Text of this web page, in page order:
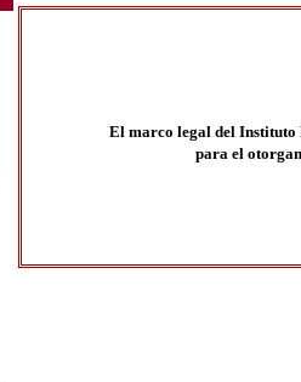
El marco legal del Instituto
para el